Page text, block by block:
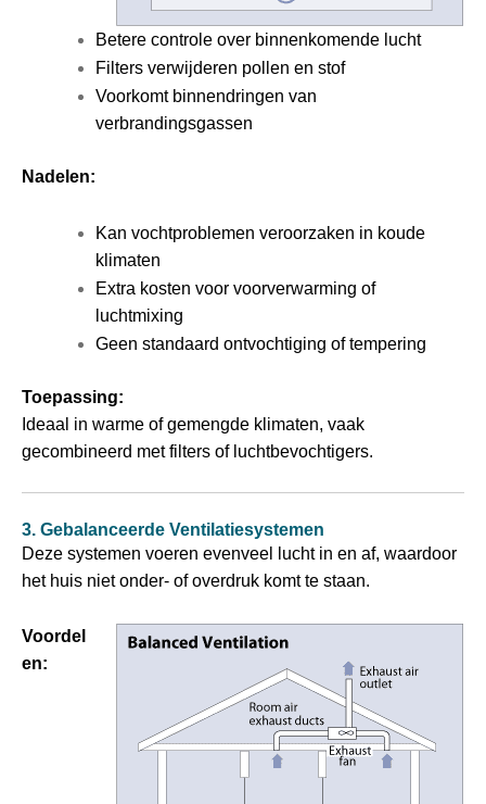
Betere controle over binnenkomende lucht
Filters verwijderen pollen en stof
Voorkomt binnendringen van
verbrandingsgassen
Nadelen:
Kan vochtproblemen veroorzaken in koude
klimaten
Extra kosten voor voorverwarming of
luchtmixing
Geen standaard ontvochtiging of tempering
Toepassing:
Ideaal in warme of gemengde klimaten, vaak
gecombineerd met filters of luchtbevochtigers.
3. Gebalanceerde Ventilatiesystemen
Deze systemen voeren evenveel lucht in en af, waardoor
het huis niet onder- of overdruk komt te staan.
Voordel
en: